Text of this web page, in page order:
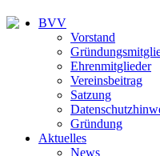
BVV
Vorstand
Ehrenmitglieder
Vereinsbeitrag
Satzung
Gründung
Aktuelles
News